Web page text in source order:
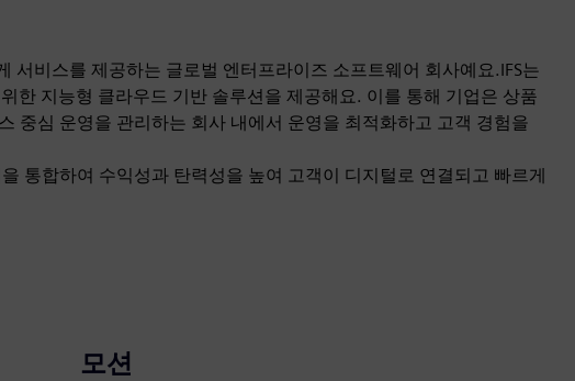
서비스를 제공하는 글로벌 엔터프라이즈 소프트웨어 회사예요.IFS는
한 지능형 클라우드 기반 솔루션을 제공해요. 이를 통해 기업은 상품
중심 운영을 관리하는 회사 내에서 운영을 최적화하고 고객 경험을
통합하여 수익성과 탄력성을 높여 고객이 디지털로 연결되고 빠르게
모션